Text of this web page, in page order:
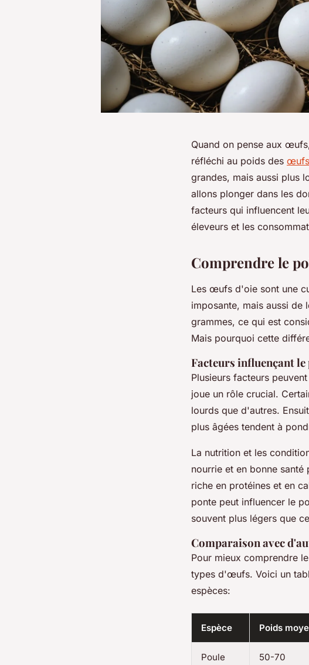
Quand on pense aux
réfléchi au poids des
grandes, mais aussi plus
allons plonger dans les
facteurs qui influencent
éleveurs et les
Comprendre le
Les œufs d'oie sont une
imposante, mais aussi
grammes, ce qui est
Mais pourquoi cette
Facteurs influençant
Plusieurs facteurs
joue un rôle crucial.
lourds que d'autres.
plus âgées tendent à
La nutrition et les
nourrie et en bonne
riche en protéines et en
ponte peut influencer le
souvent plus légers que
Comparaison avec
Pour mieux comprendre
types d'œufs. Voici un
espèces:
Espèce Poids
Poule 50-70